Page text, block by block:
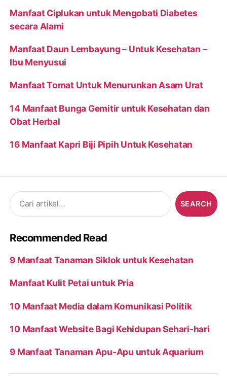
Manfaat Ciplukan untuk Mengobati Diabetes
secara Alami
Manfaat Daun Lembayung – Untuk Kesehatan –
Ibu Menyusui
Manfaat Tomat Untuk Menurunkan Asam Urat
14 Manfaat Bunga Gemitir untuk Kesehatan dan
Obat Herbal
16 Manfaat Kapri Biji Pipih Untuk Kesehatan
Search
for:
Recommended Read
9 Manfaat Tanaman Siklok untuk Kesehatan
Manfaat Kulit Petai untuk Pria
10 Manfaat Media dalam Komunikasi Politik
10 Manfaat Website Bagi Kehidupan Sehari-hari
9 Manfaat Tanaman Apu-Apu untuk Aquarium